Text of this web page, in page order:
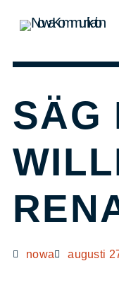
SÄG
nowa augusti